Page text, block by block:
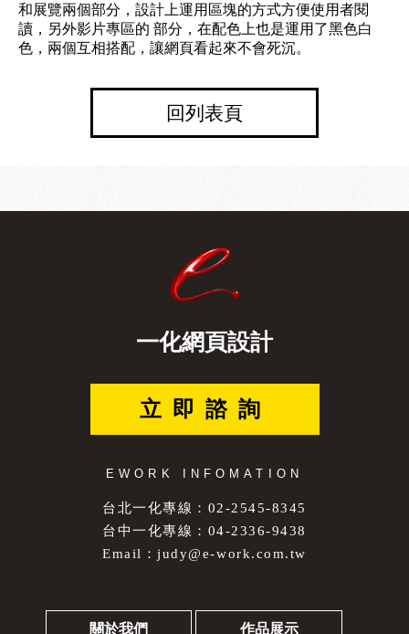
和展覽兩個部分，設計上運用區塊的方式方便使用者閱
讀，另外影片專區的 部分，在配色上也是運用了黑色白
色，兩個互相搭配，讓網頁看起來不會死沉。
回列表頁
一化網頁設計
立即諮詢
EWORK INFOMATION
台北一化專線：02-2545-8345
台中一化專線：04-2336-9438
Email：judy@e-work.com.tw
關於我們 作品展示